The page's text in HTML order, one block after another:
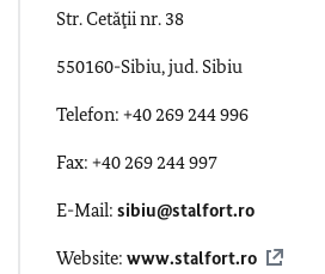
Str. Cetăţii nr. 38
550160-Sibiu, jud. Sibiu
Telefon: +40 269 244 996
Fax: +40 269 244 997
E-Mail: sibiu@stalfort.ro
Website: www.stalfort.ro